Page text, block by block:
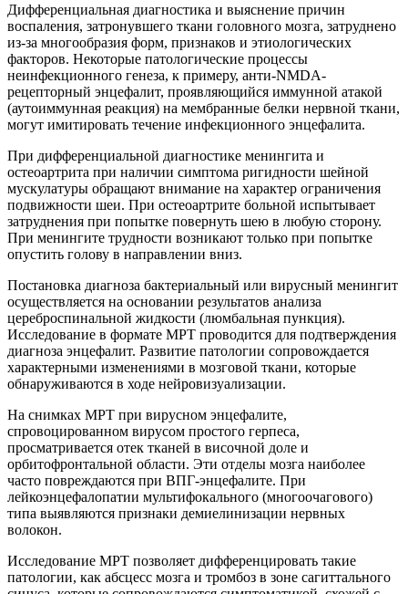
Дифференциальная диагностика и выяснение причин
воспаления, затронувшего ткани головного мозга, затруднено
из-за многообразия форм, признаков и этиологических
факторов. Некоторые патологические процессы
неинфекционного генеза, к примеру, анти-NMDA-
рецепторный энцефалит, проявляющийся иммунной атакой
(аутоиммунная реакция) на мембранные белки нервной ткани,
могут имитировать течение инфекционного энцефалита.
При дифференциальной диагностике менингита и
остеоартрита при наличии симптома ригидности шейной
мускулатуры обращают внимание на характер ограничения
подвижности шеи. При остеоартрите больной испытывает
затруднения при попытке повернуть шею в любую сторону.
При менингите трудности возникают только при попытке
опустить голову в направлении вниз.
Постановка диагноза бактериальный или вирусный менингит
осуществляется на основании результатов анализа
цереброспинальной жидкости (люмбальная пункция).
Исследование в формате МРТ проводится для подтверждения
диагноза энцефалит. Развитие патологии сопровождается
характерными изменениями в мозговой ткани, которые
обнаруживаются в ходе нейровизуализации.
На снимках МРТ при вирусном энцефалите,
спровоцированном вирусом простого герпеса,
просматривается отек тканей в височной доле и
орбитофронтальной области. Эти отделы мозга наиболее
часто повреждаются при ВПГ-энцефалите. При
лейкоэнцефалопатии мультифокального (многоочагового)
типа выявляются признаки демиелинизации нервных
волокон.
Исследование МРТ позволяет дифференцировать такие
патологии, как абсцесс мозга и тромбоз в зоне сагиттального